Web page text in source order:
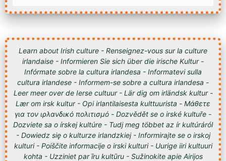
Learn about Irish culture - Renseignez-vous sur la culture
irlandaise - Informieren Sie sich über die irische Kultur -
Infórmate sobre la cultura irlandesa - Informatevi sulla
cultura irlandese - Informem-se sobre a cultura irlandesa -
Leer meer over de Ierse cultuur - Lär dig om irländsk kultur -
Lær om irsk kultur - Opi irlantilaisesta kulttuurista - Μάθετε
για τον ιρλανδικό πολιτισμό - Dozvědět se o irské kultuře -
Dozviete sa o írskej kultúre - Tudj meg többet az ír kultúráról
- Dowiedz się o kulturze irlandzkiej - Informirajte se o irskoj
kulturi - Poiščite informacije o irski kulturi - Uurige iiri kultuuri
kohta - Uzziniet par īru kultūru - Sužinokite apie Airijos